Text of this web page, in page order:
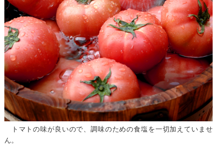
トマトの味が良いので、調味のための食塩を一切加えていませ
ん。